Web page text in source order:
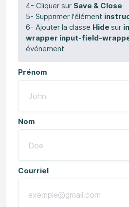
4- Cliquer sur Save & Close
5- Supprimer l'élément
6- Ajouter la classe Hide sur
wrapper input-field-
événement
Prénom
Nom
Courriel